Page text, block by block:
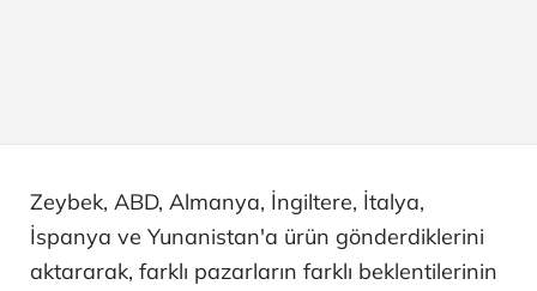
Zeybek, ABD, Almanya, İngiltere, İtalya,
İspanya ve Yunanistan'a ürün gönderdiklerini
aktararak, farklı pazarların farklı beklentilerinin